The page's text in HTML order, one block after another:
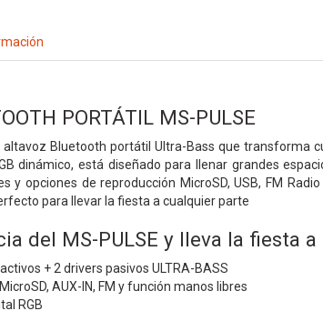
PORTÁTIL MS-PULSE
altavoz Bluetooth portátil Ultra-Bass que transforma
dinámico, está diseñado para llenar grandes
y opciones de reproducción MicroSD, USB, FM
para llevar la fiesta a cualquier parte
del MS-PULSE y lleva la fiesta
+ 2 drivers pasivos ULTRA-BASS
AUX-IN, FM y función manos libres
RGB